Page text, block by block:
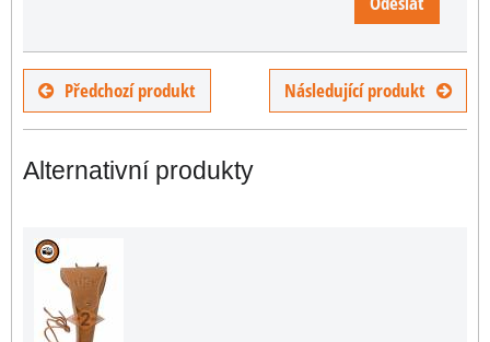
Předchozí produkt Následující produkt
Alternativní produkty